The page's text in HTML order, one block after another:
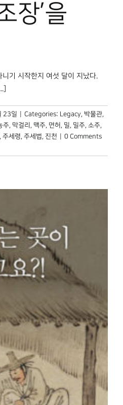
장’을
기 시작한지 여섯 달이 지났다.
23일 Categories: Legacy, 박물관,
주, 막걸리 , 맥주, 면허 , 밀, 밀주, 소주,
, 주세령, 주세법, 진천
0 Comments